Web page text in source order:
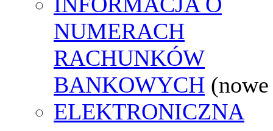
NUMERACH
RACHUNKÓW
BANKOWYCH
ELEKTRONICZNA